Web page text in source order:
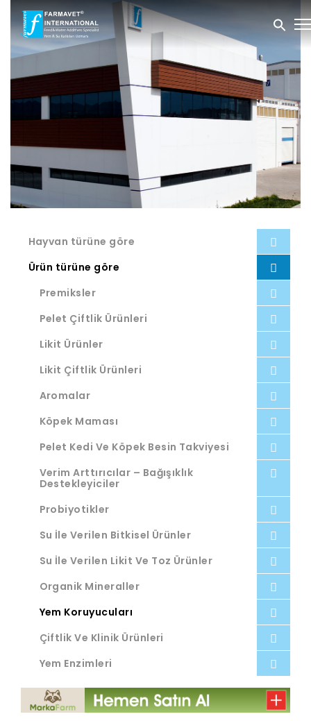
Hayvan türüne göre
Ürün türüne göre
Premiksler
Pelet Çiftlik Ürünleri
Likit Ürünler
Likit Çiftlik Ürünleri
Aromalar
Köpek Maması
Pelet Kedi Ve Köpek Besin Takviyesi
Verim Arttırıcılar – Bağışıklık
Destekleyiciler
Probiyotikler
Su İle Verilen Bitkisel Ürünler
Su İle Verilen Likit Ve Toz Ürünler
Organik Mineraller
Yem Koruyucuları
Çiftlik Ve Klinik Ürünleri
Yem Enzimleri